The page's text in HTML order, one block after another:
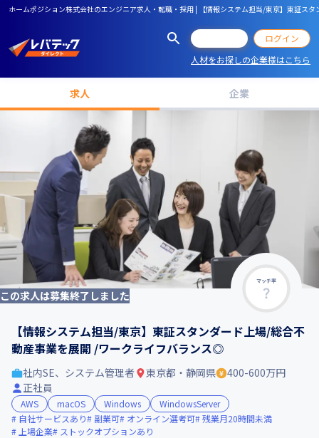
ホームポジション株式会社のエンジニア求人・転職・採用 | 【情報システム担当/東京】東証ス
ログイン
人材をお探しの企業様はこちら
求人 企業
マッチ率
この求人は募集終了しました
【情報システム担当/東京】東証スタンダード上場/総合不
動産事業を展開 /ワークライフバランス◎
社内SE、システム管理者 東京都・静岡県
400-600万円
正社員
AWS macOS Windows
WindowsServer
自社サービスあり
副業可 オンライン選考可 残業月20時間未満
上場企業
ストックオプションあり